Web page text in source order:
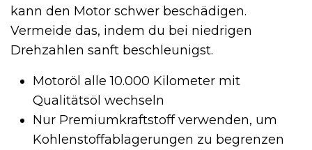
kann den Motor schwer beschädigen.
Vermeide das, indem du bei niedrigen
Drehzahlen sanft beschleunigst.
Motoröl alle 10.000 Kilometer mit
Qualitätsöl wechseln
Nur Premiumkraftstoff verwenden, um
Kohlenstoffablagerungen zu begrenzen